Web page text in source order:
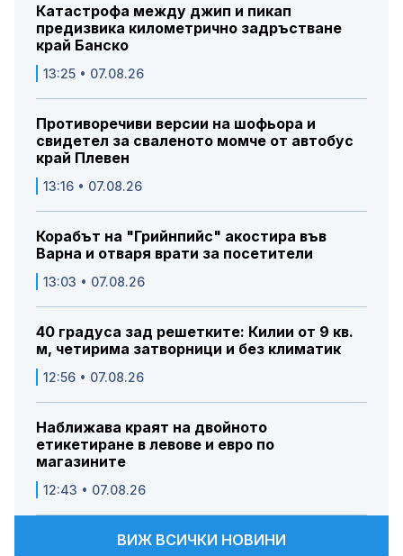
Катастрофа между джип и пикап
предизвика километрично задръстване
край Банско
13:25 • 07.08.26
Противоречиви версии на шофьора и
свидетел за сваленото момче от автобус
край Плевен
13:16 • 07.08.26
Корабът на "Грийнпийс" акостира във
Варна и отваря врати за посетители
13:03 • 07.08.26
40 градуса зад решетките: Килии от 9 кв.
м, четирима затворници и без климатик
12:56 • 07.08.26
Наближава краят на двойното
етикетиране в левове и евро по
магазините
12:43 • 07.08.26
ВИЖ ВСИЧКИ НОВИНИ